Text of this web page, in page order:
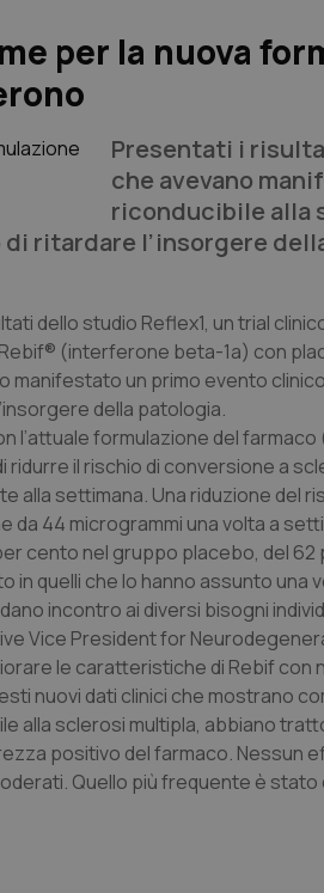
per la nuova
Presentati i
che avevano
riconducibile alla
ritardare l’insorgere
dello studio Reflex1, un trial
(interferone beta-1a) con
manifestato un primo evento
della patologia.
l’attuale formulazione del
il rischio di conversione a
alla settimana. Una riduzione del
44 microgrammi una volta a
cento nel gruppo placebo, del
in quelli che lo hanno assunto una
incontro ai diversi bisogni
Vice President for
le caratteristiche di Rebif con
nuovi dati clinici che mostrano
alla sclerosi multipla, abbiano
positivo del farmaco.
Quello più frequente è